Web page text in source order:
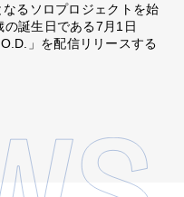
るソロプロジェクトを始
誕生日である7月1日
」を配信リリースする